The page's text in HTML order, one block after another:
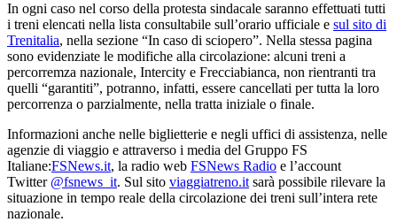
In ogni caso nel corso della protesta sindacale saranno effettuati tutti
i treni elencati nella lista consultabile sull’orario ufficiale e sul sito di
Trenitalia, nella sezione “In caso di sciopero”. Nella stessa pagina
sono evidenziate le modifiche alla circolazione: alcuni treni a
percorremza nazionale, Intercity e Frecciabianca, non rientranti tra
quelli “garantiti”, potranno, infatti, essere cancellati per tutta la loro
percorrenza o parzialmente, nella tratta iniziale o finale.
Informazioni anche nelle biglietterie e negli uffici di assistenza, nelle
agenzie di viaggio e attraverso i media del Gruppo FS
Italiane:FSNews.it, la radio web FSNews Radio e l’account
Twitter @fsnews_it. Sul sito viaggiatreno.it sarà possibile rilevare la
situazione in tempo reale della circolazione dei treni sull’intera rete
nazionale.